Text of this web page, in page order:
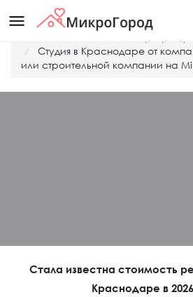
menu
Студия в Краснодаре от
или строительной компании на
Стала известна стоимость
Краснодаре в